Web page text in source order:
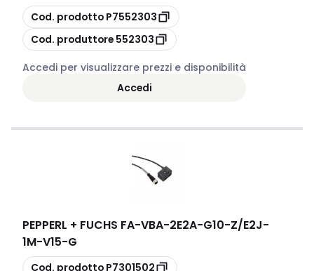
copia
Cod. prodotto P7552303
copia
Cod. produttore 552303
Accedi per visualizzare prezzi e disponibilità
Accedi
PEPPERL + FUCHS FA-VBA-2E2A-G10-Z/E2J-
1M-V15-G
copia
Cod. prodotto P7301502